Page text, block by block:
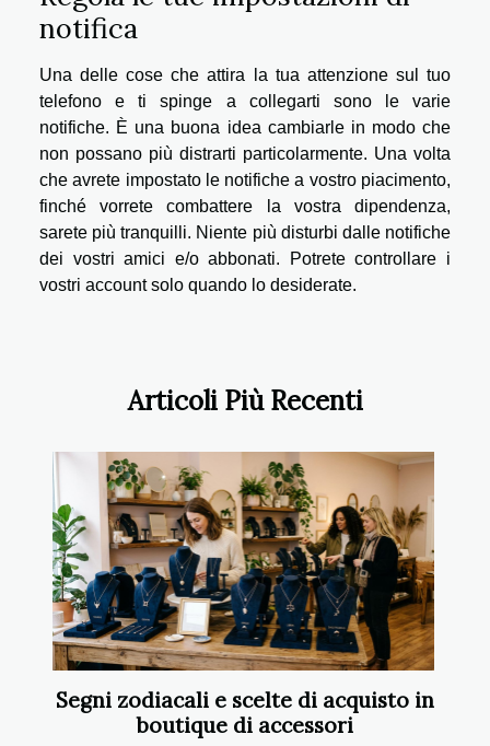
notifica
Una delle cose che attira la tua attenzione sul tuo
telefono e ti spinge a collegarti sono le varie
notifiche. È una buona idea cambiarle in modo che
non possano più distrarti particolarmente. Una volta
che avrete impostato le notifiche a vostro piacimento,
finché vorrete combattere la vostra dipendenza,
sarete più tranquilli. Niente più disturbi dalle notifiche
dei vostri amici e/o abbonati. Potrete controllare i
vostri account solo quando lo desiderate.
Articoli Più Recenti
Segni zodiacali e scelte di acquisto in
boutique di accessori